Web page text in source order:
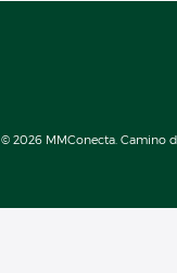
© 2026 MMConecta. Camino